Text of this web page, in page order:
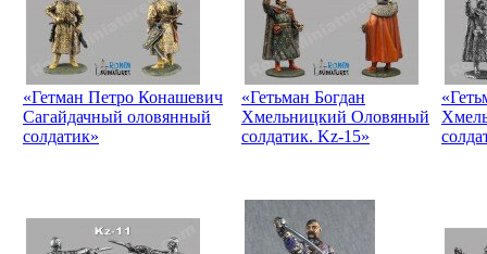
«Гетман Петро Конашевич
Сагайдачный оловянный
солдатик»
«Гетьман Богдан
Хмельницкий Оловяный
солдатик. Kz-15»